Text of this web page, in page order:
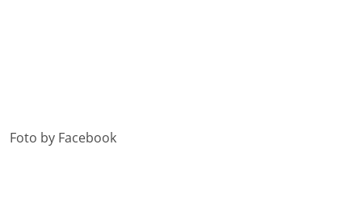
Foto by Facebook